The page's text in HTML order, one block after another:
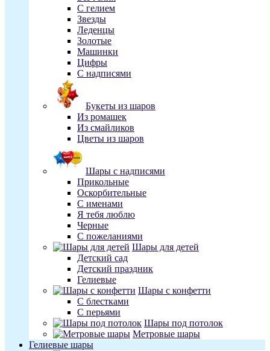
С гелием
Звезды
Леденцы
Золотые
Машинки
Цифры
С надписями
Букеты из шаров
Из ромашек
Из смайликов
Цветы из шаров
Шары с надписями
Прикольные
Оскорбительные
С именами
Я тебя люблю
Черные
С пожеланиями
Шары для детей
Детский сад
Детский праздник
Гелиевые
Шары с конфетти
С блестками
С перьями
Шары под потолок
Метровые шары
Гелиевые шары